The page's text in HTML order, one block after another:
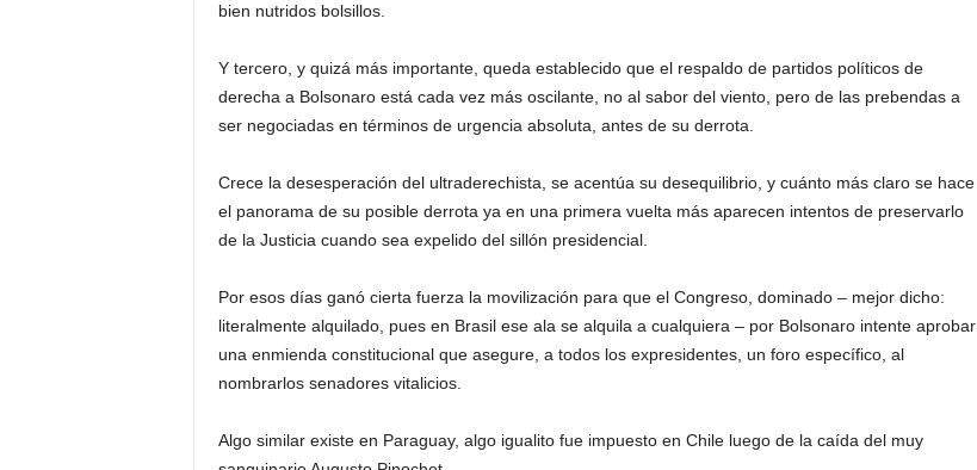
bien nutridos bolsillos.
Y tercero, y quizá más importante, queda establecido que el respaldo de partidos políticos de
derecha a Bolsonaro está cada vez más oscilante, no al sabor del viento, pero de las prebendas a
ser negociadas en términos de urgencia absoluta, antes de su derrota.
Crece la desesperación del ultraderechista, se acentúa su desequilibrio, y cuánto más claro se hace
el panorama de su posible derrota ya en una primera vuelta más aparecen intentos de preservarlo
de la Justicia cuando sea expelido del sillón presidencial.
Por esos días ganó cierta fuerza la movilización para que el Congreso, dominado – mejor dicho:
literalmente alquilado, pues en Brasil ese ala se alquila a cualquiera – por Bolsonaro intente aprobar
una enmienda constitucional que asegure, a todos los expresidentes, un foro específico, al
nombrarlos senadores vitalicios.
Algo similar existe en Paraguay, algo igualito fue impuesto en Chile luego de la caída del muy